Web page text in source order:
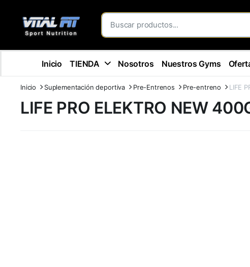
Inicio TIENDA Nosotros Nuestros Gyms
Inicio Suplementación deportiva Pre-Entrenos Pre-entreno LIFE
LIFE PRO ELEKTRO NEW